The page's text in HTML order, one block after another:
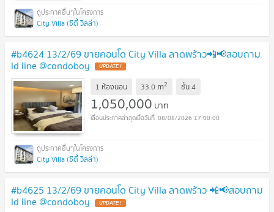
City Villa (ซิตี้ วิลล่า)
#b4624 13/2/69 ขายคอนโด City Villa ลาดพร้าว📲📢สอบถาม
ld line @condoboy UPDATE !
1 ห้องนอน 33.0 m2 ชั้น4
1,050,000 บาท
08/08/2026 17:00:00
City Villa (ซิตี้ วิลล่า)
#b4625 13/2/69 ขายคอนโด City Villa ลาดพร้าว 📲📢สอบถาม
ld line @condoboy UPDATE !